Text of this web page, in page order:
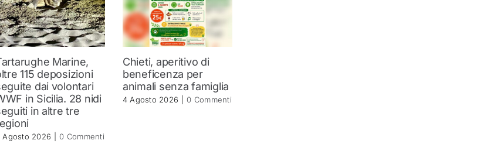
Marine,
115 deposizioni
dai volontari
in Sicilia. 28 nidi
in altre tre
Agosto 2026 0 Commenti
Chieti, aperitivo di
beneficenza per
animali senza famiglia
4 Agosto 2026 0 Commenti